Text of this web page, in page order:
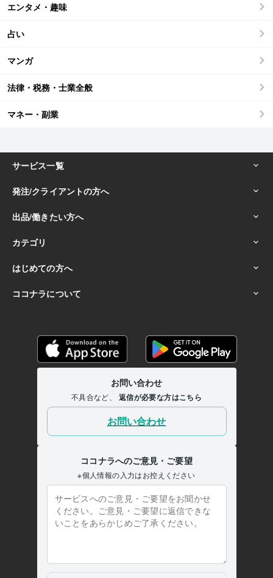
エンタメ・趣味
占い
マンガ
法律・税務・士業全般
マネー・副業